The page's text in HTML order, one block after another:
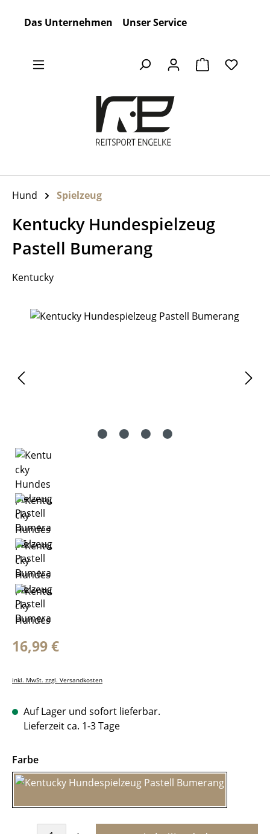
Das Unternehmen Unser Service
Warenkorb
Hund Spielzeug
Kentucky Hundespielzeug
Pastell Bumerang
Kentucky
Bildergalerie überspringen
Regulärer Preis:
16,99 €
inkl. MwSt. zzgl. Versandkosten
Auf Lager und sofort lieferbar.
Lieferzeit ca. 1-3 Tage
Farbeauswählen